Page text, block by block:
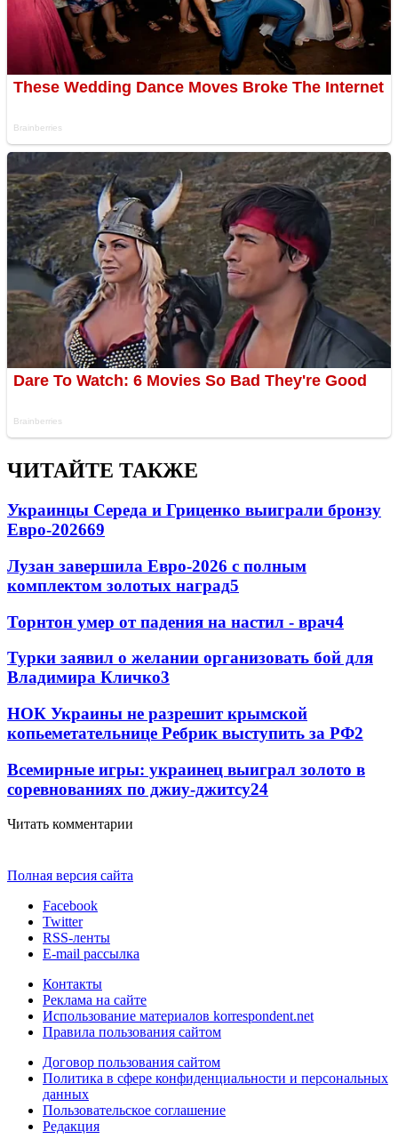
ЧИТАЙТЕ ТАКЖЕ
Украинцы Середа и Гриценко выиграли бронзу
Евро-202669
Лузан завершила Евро-2026 с полным
комплектом золотых наград5
Торнтон умер от падения на настил - врач4
Турки заявил о желании организовать бой для
Владимира Кличко3
НОК Украины не разрешит крымской
копьеметательнице Ребрик выступить за РФ2
Всемирные игры: украинец выиграл золото в
соревнованиях по джиу-джитсу24
Читать комментарии
Полная версия сайта
Facebook
Twitter
RSS-ленты
E-mail рассылка
Контакты
Реклама на сайте
Использование материалов korrespondent.net
Правила пользования сайтом
Договор пользования сайтом
Политика в сфере конфиденциальности и персональных
данных
Пользовательское соглашение
Редакция